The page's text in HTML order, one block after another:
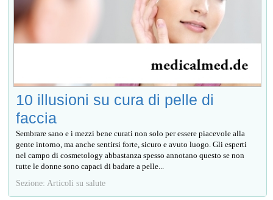
10 illusioni su cura di pelle di
faccia
Sembrare sano e i mezzi bene curati non solo per essere piacevole alla
gente intorno, ma anche sentirsi forte, sicuro e avuto luogo. Gli esperti
nel campo di cosmetology abbastanza spesso annotano questo se non
tutte le donne sono capaci di badare a pelle...
Sezione: Articoli su salute